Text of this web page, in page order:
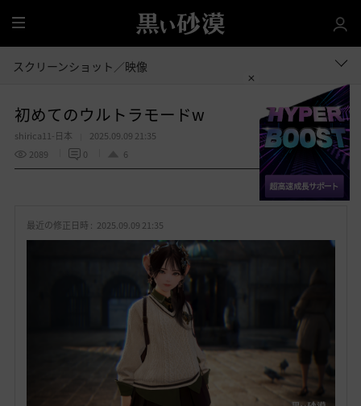
全
体
スクリーンショット／映像
初めてのウルトラモードw
shirica11-日本
2025.09.09 21:35
2089
0 6
お 共有する
最近の修正日時 : 2025.09.09 21:35